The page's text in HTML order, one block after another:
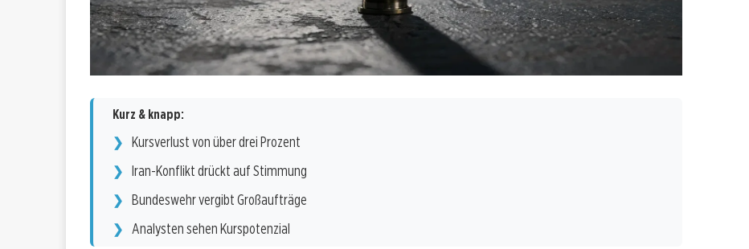
Kurz & knapp:
Kursverlust von über drei Prozent
Iran-Konflikt drückt auf Stimmung
Bundeswehr vergibt Großaufträge
Analysten sehen Kurspotenzial